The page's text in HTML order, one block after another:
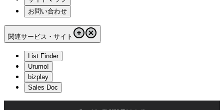
お問い合わせ
関連サービス・サイト
List Finder
Urumo!
bizplay
Sales Doc